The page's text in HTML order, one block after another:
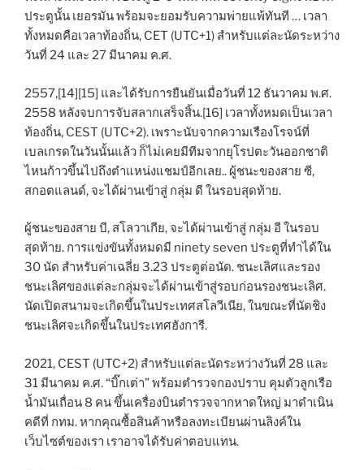
ประตูนั้น เยอรมัน พร้อมจะยอมรับความพ่ายแพ้ทันที … เวลา
ทั้งหมดคือเวลาท้องถิ่น, CET (UTC+1) สำหรับแต่ละนัดระหว่าง
วันที่ 24 และ 27 มีนาคม ค.ศ.
2557,[14][15] และได้รับการยืนยันเมื่อวันที่ 12 ธันวาคม พ.ศ.
2558 หลังจบการจับสลากเสร็จสิ้น.[16] เวลาทั้งหมดเป็นเวลา
ท้องถิ่น, CEST (UTC+2). เพราะนับจากความเรืองโรจน์ที่
เบลเกรดในวันนั้นแล้ว ก็ไม่เคยมีทีมจากยุโรปตะวันออกชาติ
ไหนก้าวขึ้นไปถึงตำแหน่งแชมป์อีกเลย.. ผู้ชนะของสาย ซี,
สกอตแลนด์, จะได้ผ่านเข้าสู่ กลุ่ม ดี ในรอบสุดท้าย.
ผู้ชนะของสาย บี, สโลวาเกีย, จะได้ผ่านเข้าสู่ กลุ่ม อี ในรอบ
สุดท้าย. การแข่งขันทั้งหมดมี ninety seven ประตูที่ทำได้ใน
30 นัด สำหรับค่าเฉลี่ย 3.23 ประตูต่อนัด. ชนะเลิศและรอง
ชนะเลิศของแต่ละกลุ่มจะได้ผ่านเข้าสู่รอบก่อนรองชนะเลิศ.
นัดเปิดสนามจะเกิดขึ้นในประเทศสโลวีเนีย, ในขณะที่นัดชิง
ชนะเลิศจะเกิดขึ้นในประเทศฮังการี.
2021, CEST (UTC+2) สำหรับแต่ละนัดระหว่างวันที่ 28 และ
31 มีนาคม ค.ศ. “บิ๊กเต่า” พร้อมตำรวจกองปราบ คุมตัวลูกเรือ
น้ำมันเถื่อน 8 คน ขึ้นเครื่องบินตำรวจจากหาดใหญ่ มาดำเนิน
คดีที่ กทม. หากคุณซื้อสินค้าหรือลงทะเบียนผ่านลิงค์ใน
เว็บไซต์ของเรา เราอาจได้รับค่าตอบแทน.